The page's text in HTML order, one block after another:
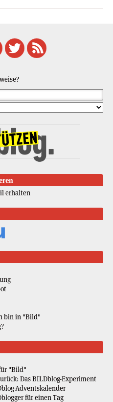
erhalten
bin in "Bild"
"Bild"
Das BILDblog-Experiment
Adventskalender
für einen Tag